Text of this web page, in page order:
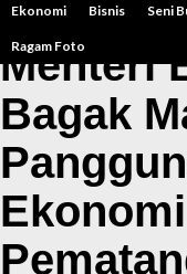
Ekonomi Bisnis Seni
Ragam Foto
Menteri
Bagak